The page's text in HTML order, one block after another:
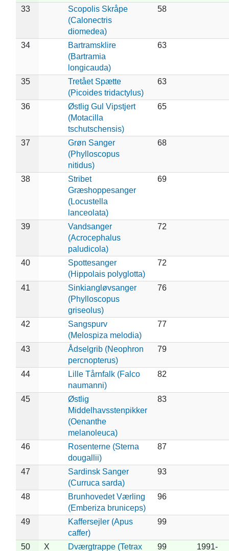
33
Scopolis Skråpe
(Calonectris
diomedea)
58
34
Bartramsklire
(Bartramia
longicauda)
63
35
Tretået Spætte
(Picoides tridactylus)
63
36
Østlig Gul Vipstjert
(Motacilla
tschutschensis)
65
37
Grøn Sanger
(Phylloscopus
nitidus)
68
38
Stribet
Græshoppesanger
(Locustella
lanceolata)
69
39
Vandsanger
(Acrocephalus
paludicola)
72
40
Spottesanger
(Hippolais polyglotta)
72
41
Sinkiangløvsanger
(Phylloscopus
griseolus)
76
42
Sangspurv
(Melospiza melodia)
77
43
Ådselgrib (Neophron
percnopterus)
79
44
Lille Tårnfalk (Falco
naumanni)
82
45
Østlig
Middelhavsstenpikker
(Oenanthe
melanoleuca)
83
46
Rosenterne (Sterna
dougallii)
87
47
Sardinsk Sanger
(Curruca sarda)
93
48
Brunhovedet Værling
(Emberiza bruniceps)
96
49
Kaffersejler (Apus
caffer)
99
50 X
Dværgtrappe (Tetrax
99
1991-